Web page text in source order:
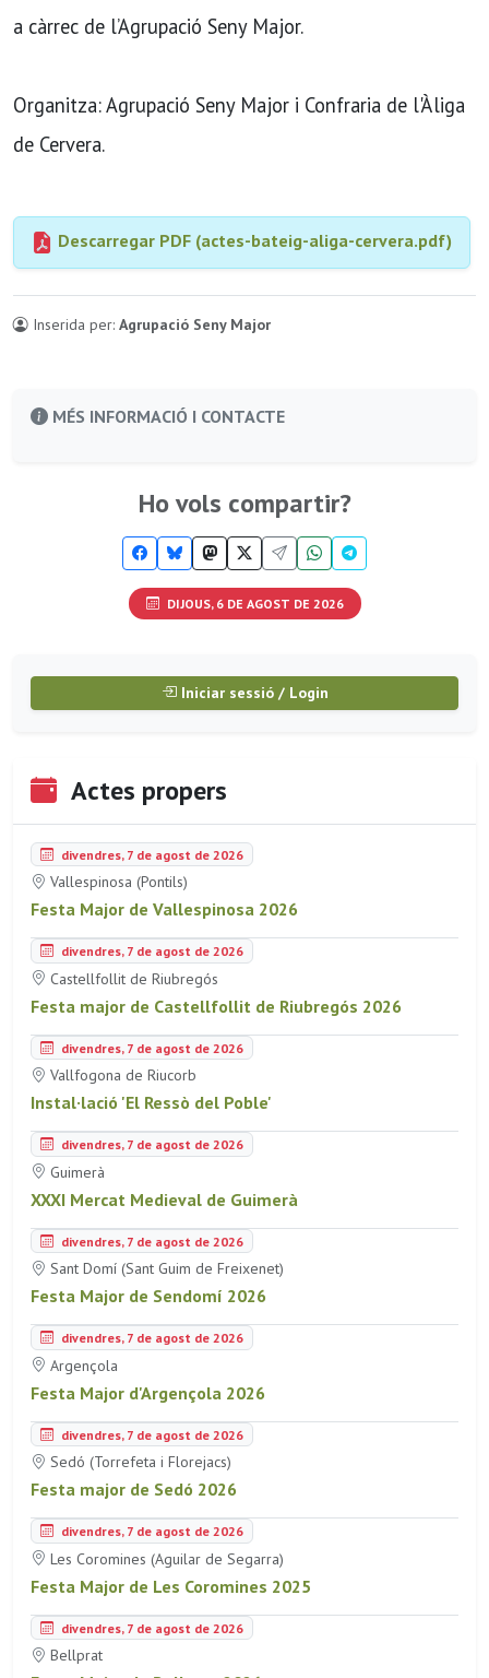
a càrrec de l’Agrupació Seny Major.
Organitza: Agrupació Seny Major i Confraria de l'Àliga
de Cervera.
Descarregar PDF (actes-bateig-aliga-cervera.pdf)
Inserida per: Agrupació Seny Major
MÉS INFORMACIÓ I CONTACTE
Ho vols compartir?
DIJOUS, 6 DE AGOST DE 2026
Iniciar sessió / Login
Actes propers
divendres, 7 de agost de 2026
Vallespinosa (Pontils)
Festa Major de Vallespinosa 2026
divendres, 7 de agost de 2026
Castellfollit de Riubregós
Festa major de Castellfollit de Riubregós 2026
divendres, 7 de agost de 2026
Vallfogona de Riucorb
Instal·lació 'El Ressò del Poble'
divendres, 7 de agost de 2026
Guimerà
XXXI Mercat Medieval de Guimerà
divendres, 7 de agost de 2026
Sant Domí (Sant Guim de Freixenet)
Festa Major de Sendomí 2026
divendres, 7 de agost de 2026
Argençola
Festa Major d'Argençola 2026
divendres, 7 de agost de 2026
Sedó (Torrefeta i Florejacs)
Festa major de Sedó 2026
divendres, 7 de agost de 2026
Les Coromines (Aguilar de Segarra)
Festa Major de Les Coromines 2025
divendres, 7 de agost de 2026
Bellprat